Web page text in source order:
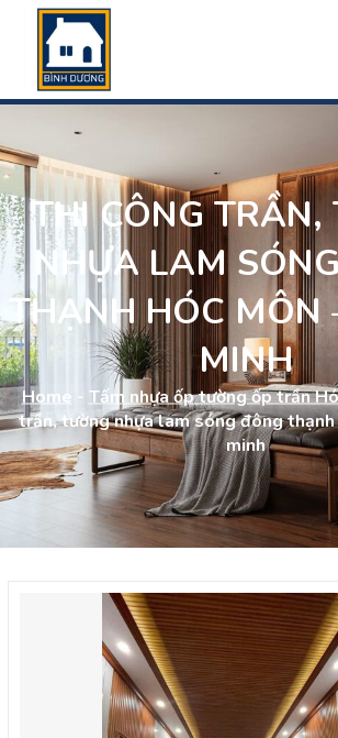
THI CÔNG TRẦN,
NHỰA LAM
THẠNH HÓC MÔN
MINH
Home - Tấm nhựa ốp tường ốp trần
trần, tường nhựa lam sóng đông thạnh
minh